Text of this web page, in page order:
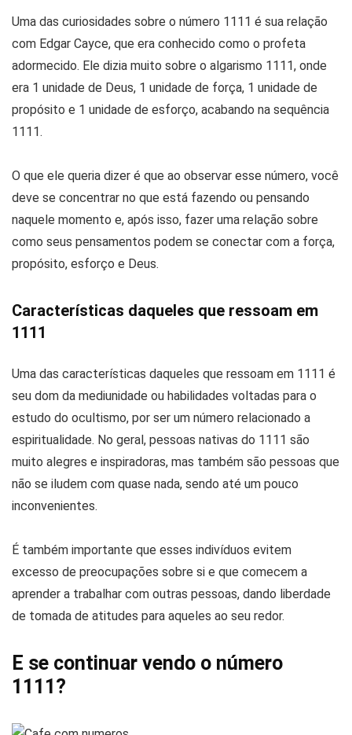
Uma das curiosidades sobre o número 1111 é sua relação
com Edgar Cayce, que era conhecido como o profeta
adormecido. Ele dizia muito sobre o algarismo 1111, onde
era 1 unidade de Deus, 1 unidade de força, 1 unidade de
propósito e 1 unidade de esforço, acabando na sequência
1111.
O que ele queria dizer é que ao observar esse número, você
deve se concentrar no que está fazendo ou pensando
naquele momento e, após isso, fazer uma relação sobre
como seus pensamentos podem se conectar com a força,
propósito, esforço e Deus.
Características daqueles que ressoam em
1111
Uma das características daqueles que ressoam em 1111 é
seu dom da mediunidade ou habilidades voltadas para o
estudo do ocultismo, por ser um número relacionado a
espiritualidade. No geral, pessoas nativas do 1111 são
muito alegres e inspiradoras, mas também são pessoas que
não se iludem com quase nada, sendo até um pouco
inconvenientes.
É também importante que esses indivíduos evitem
excesso de preocupações sobre si e que comecem a
aprender a trabalhar com outras pessoas, dando liberdade
de tomada de atitudes para aqueles ao seu redor.
E se continuar vendo o número
1111?